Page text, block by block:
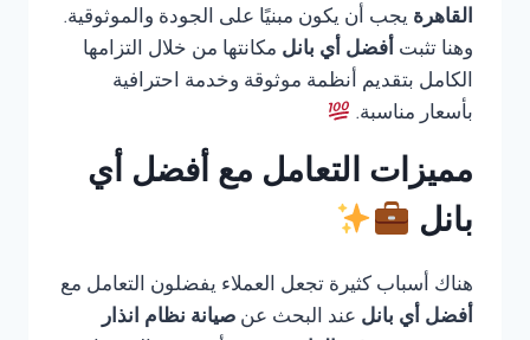
القاهرة يجب أن يكون مبنيًا على الجودة والموثوقية.
وهنا تثبت أفضل أي بانل مكانتها من خلال التزامها
الكامل بتقديم أنظمة موثوقة وخدمة احترافية
بأسعار مناسبة.
مميزات التعامل مع أفضل أي
بانل
هناك أسباب كثيرة تجعل العملاء يفضلون التعامل مع
أفضل أي بانل عند البحث عن صيانة نظام انذار